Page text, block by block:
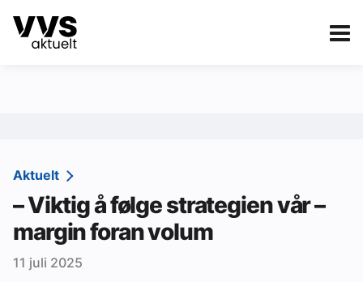
Kategorier
Sanitær
Ventilasjon
Varme og energi
Byggautomasjon
Aktuelt
– Viktig å følge strategien vår –
margin foran volum
11 juli 2025